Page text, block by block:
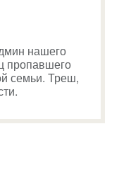
нашего
пропавшего
семьи. Треш,